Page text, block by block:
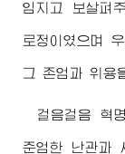
임지고 보살펴
로정이였으며
그 존엄과 위용
걸음걸음 혁
준엄한 난관과